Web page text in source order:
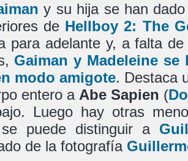
y su hija se han
de Hellboy 2: The
para adelante y, a falta
Gaiman y Madeleine
modo amigote. Destaca
entero a Abe Sapien (
Luego hay otras
puede distinguir a
de la fotografía